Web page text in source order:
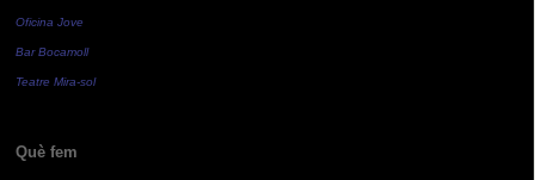
Oficina Jove
Bar Bocamoll
Teatre Mira-sol
Què fem